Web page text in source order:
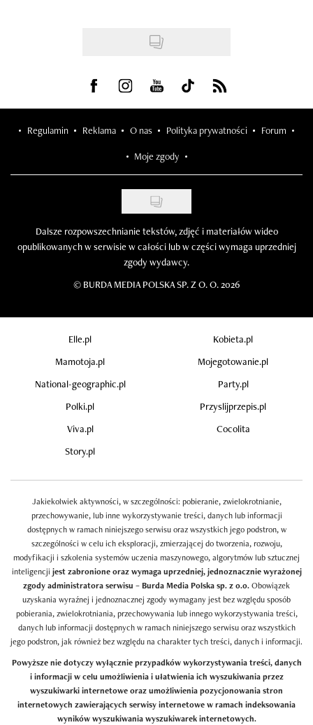
Visit us on Facebook
Visit us on Instagram
Visit us on Youtube
Visit us on Tiktok
Visit us on Rss
Regulamin Reklama O nas Polityka prywatności Forum
Moje zgody
Dalsze rozpowszechnianie tekstów, zdjęć i materiałów wideo
opublikowanych w serwisie w całości lub w części wymaga uprzedniej
zgody wydawcy.
© BURDA MEDIA POLSKA SP. Z O. O. 2026
Elle.pl
Kobieta.pl
Mamotoja.pl
Mojegotowanie.pl
National-geographic.pl
Party.pl
Polki.pl
Przyslijprzepis.pl
Viva.pl
Cocolita
Story.pl
Jakiekolwiek aktywności, w szczególności: pobieranie, zwielokrotnianie,
przechowywanie, lub inne wykorzystywanie treści, danych lub informacji
dostępnych w ramach niniejszego serwisu oraz wszystkich jego podstron, w
szczególności w celu ich eksploracji, zmierzającej do tworzenia, rozwoju,
modyfikacji i szkolenia systemów uczenia maszynowego, algorytmów lub sztucznej
inteligencji jest zabronione oraz wymaga uprzedniej, jednoznacznie wyrażonej
zgody administratora serwisu – Burda Media Polska sp. z o.o.Obowiązek
uzyskania wyraźnej i jednoznacznej zgody wymagany jest bez względu sposób
pobierania, zwielokrotniania, przechowywania lub innego wykorzystywania treści,
danych lub informacji dostępnych w ramach niniejszego serwisu oraz wszystkich
jego podstron, jak również bez względu na charakter tych treści, danych i informacji.
Powyższe nie dotyczy wyłącznie przypadków wykorzystywania treści, danych
i informacji w celu umożliwienia i ułatwienia ich wyszukiwania przez
wyszukiwarki internetowe oraz umożliwienia pozycjonowania stron
internetowych zawierających serwisy internetowe w ramach indeksowania
wyników wyszukiwania wyszukiwarek internetowych.